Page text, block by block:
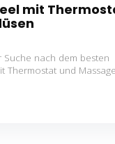
mit
Suche nach dem besten
Thermostat und